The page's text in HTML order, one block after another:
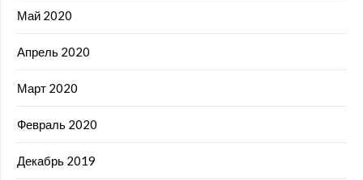
Май 2020
Апрель 2020
Март 2020
Февраль 2020
Декабрь 2019